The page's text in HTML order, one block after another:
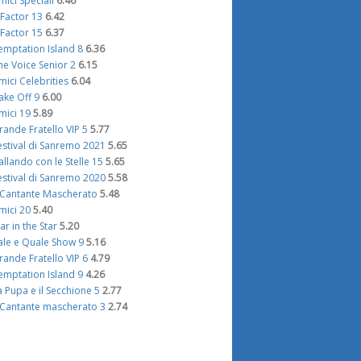
13 6.42
15 6.37
Island 8 6.36
Voice Senior 2 6.15
Celebrities 6.04
Off 9 6.00
19 5.89
Fratello VIP 5 5.77
di Sanremo 2021 5.65
con le Stelle 15 5.65
di Sanremo 2020 5.58
Mascherato 5.48
20 5.40
in the Star 5.20
e Quale Show 9 5.16
Fratello VIP 6 4.79
Island 9 4.26
Pupa e il Secchione 5 2.77
mascherato 3 2.74